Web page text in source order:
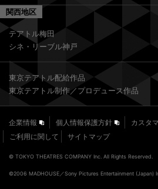
関西地区
テアトル梅田
シネ・リーブル神戸
東京テアトル配給作品
東京テアトル制作／プロデュース作品
企業情報 個人情報保護方針
カスタ
ご利用に関して
サイトマップ
© TOKYO THEATRES COMPANY Inc. All Rights Reserved.
©2006 MADHOUSE／Sony Pictures Entertainment (Japan)